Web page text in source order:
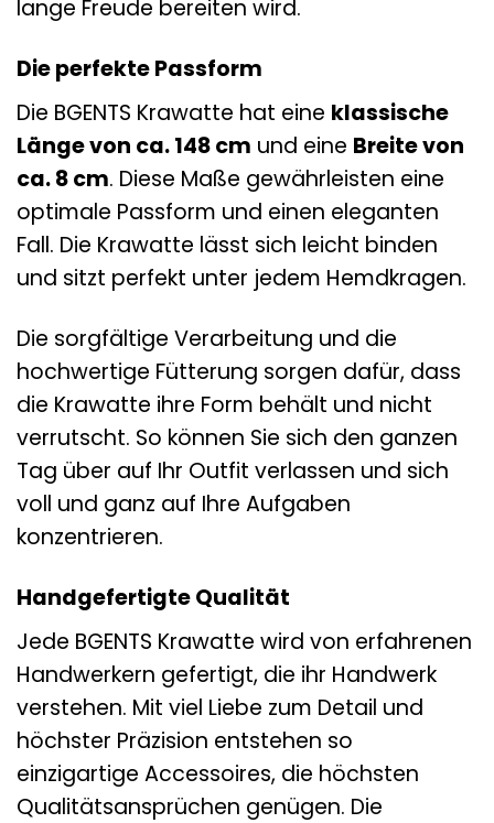
lange Freude bereiten wird.
Die perfekte Passform
Die BGENTS Krawatte hat eine klassische
Länge von ca. 148 cm und eine Breite von
ca. 8 cm. Diese Maße gewährleisten eine
optimale Passform und einen eleganten
Fall. Die Krawatte lässt sich leicht binden
und sitzt perfekt unter jedem Hemdkragen.
Die sorgfältige Verarbeitung und die
hochwertige Fütterung sorgen dafür, dass
die Krawatte ihre Form behält und nicht
verrutscht. So können Sie sich den ganzen
Tag über auf Ihr Outfit verlassen und sich
voll und ganz auf Ihre Aufgaben
konzentrieren.
Handgefertigte Qualität
Jede BGENTS Krawatte wird von erfahrenen
Handwerkern gefertigt, die ihr Handwerk
verstehen. Mit viel Liebe zum Detail und
höchster Präzision entstehen so
einzigartige Accessoires, die höchsten
Qualitätsansprüchen genügen. Die